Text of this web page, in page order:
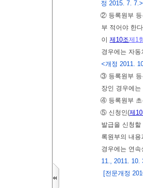
정 2015. 7. 7.>
② 등록원부 등
부 적어야 한
이 제10조제1
경우에는 자
<개정 2011.
③ 등록원부 등
장인 경우에
④ 등록원부 초
⑤ 신청인(제
발급을 신청
록원부의 내
경우에는 연
11., 2011. 10.
[전문개정